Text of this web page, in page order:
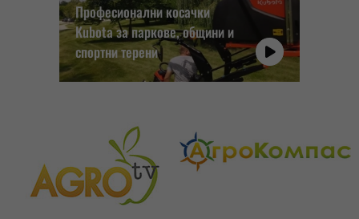
Професионални косачки
Kubota за паркове, общини и
спортни терени